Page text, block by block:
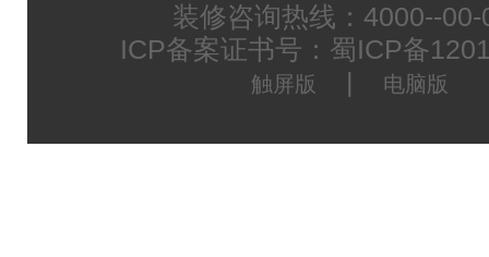
装修咨询热线：4000--00-
ICP备案证书号：蜀ICP备
触屏版 | 电脑版